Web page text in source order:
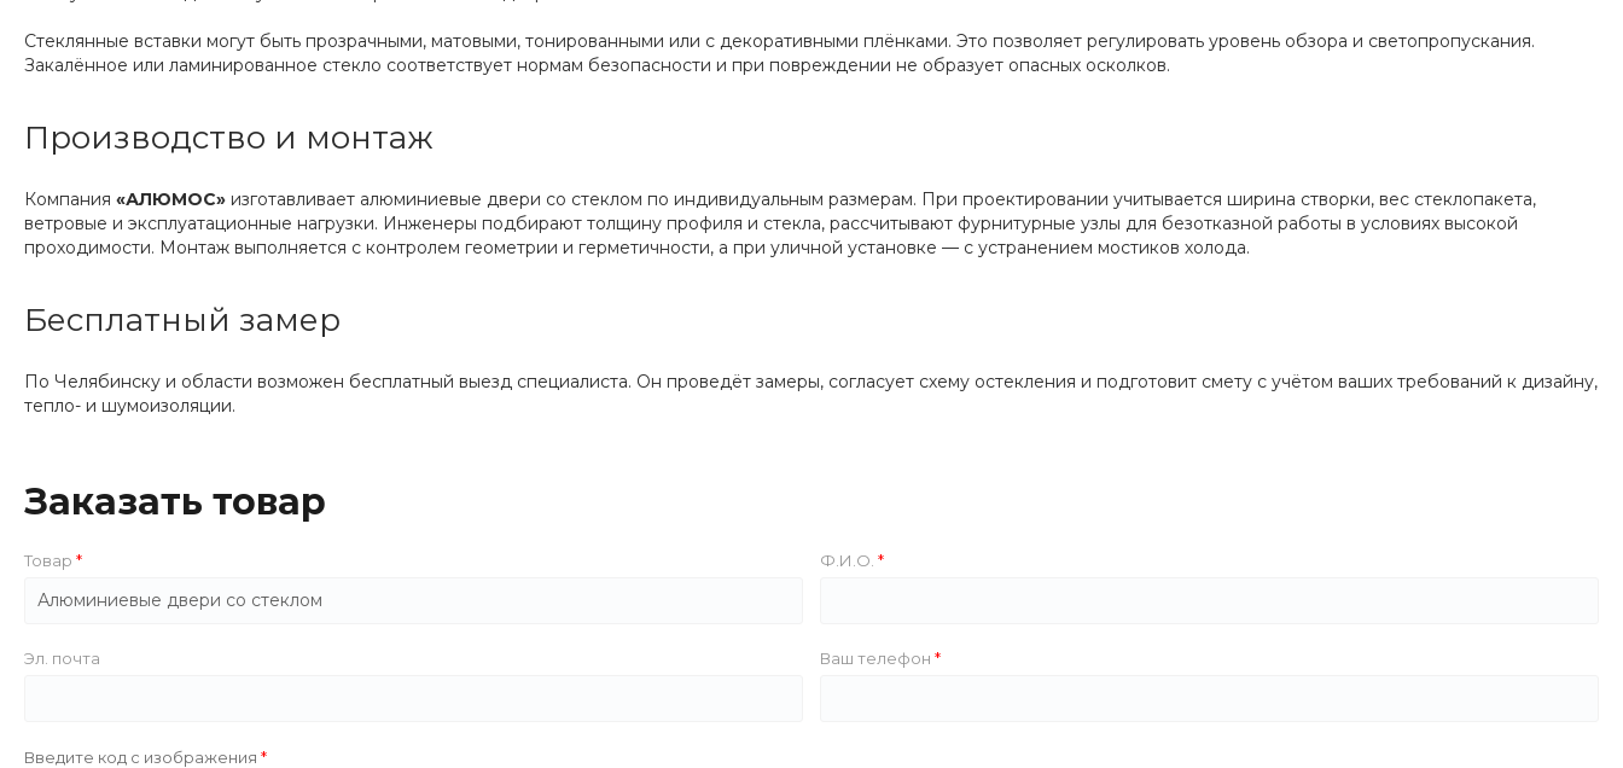
Стеклянные вставки могут быть прозрачными, матовыми, тонированными или с декоративными плёнками. Это позволяет регулировать уровень обзора и светопропускания.
Закалённое или ламинированное стекло соответствует нормам безопасности и при повреждении не образует опасных осколков.
Производство и монтаж
Компания «АЛЮМОС» изготавливает алюминиевые двери со стеклом по индивидуальным размерам. При проектировании учитывается ширина створки, вес стеклопакета,
ветровые и эксплуатационные нагрузки. Инженеры подбирают толщину профиля и стекла, рассчитывают фурнитурные узлы для безотказной работы в условиях высокой
проходимости. Монтаж выполняется с контролем геометрии и герметичности, а при уличной установке — с устранением мостиков холода.
Бесплатный замер
По Челябинску и области возможен бесплатный выезд специалиста. Он проведёт замеры, согласует схему остекления и подготовит смету с учётом ваших требований к дизайну,
тепло- и шумоизоляции.
Заказать товар
Товар Ф.И.О.
Эл. почта Ваш телефон
Введите код с изображения